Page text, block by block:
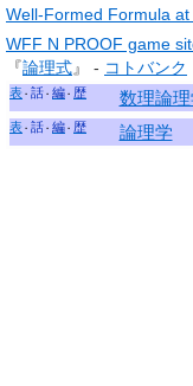
Well-Formed Formula
WFF N PROOF game
『論理式』 - コトバンク
表 話 編 歴 数理論
表 話 編 歴 論理学